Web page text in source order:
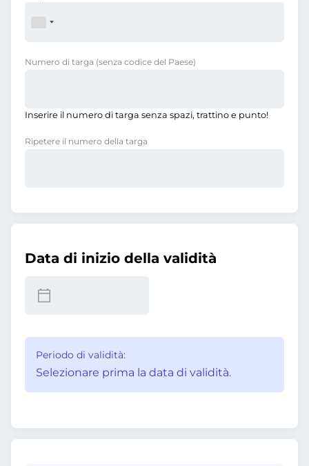
Numero di targa (senza codice del Paese)
Inserire il numero di targa senza spazi, trattino e punto!
Ripetere il numero della targa
Data di inizio della validità
Periodo di validità:
Selezionare prima la data di validità.